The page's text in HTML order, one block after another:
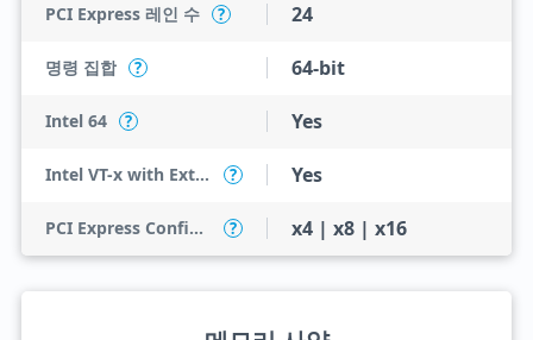
PCI Express 레인 수 ? 24
명령 집합 ? 64-bit
Intel 64 ? Yes
Intel VT-x with Extended Page Tables (EPT) ? Yes
PCI Express Configurations ? x4 | x8 | x16